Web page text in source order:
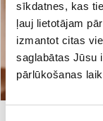
sīkdatnes, kas
ļauj lietotājam
izmantot citas
saglabātas Jūsu
pārlūkošanas